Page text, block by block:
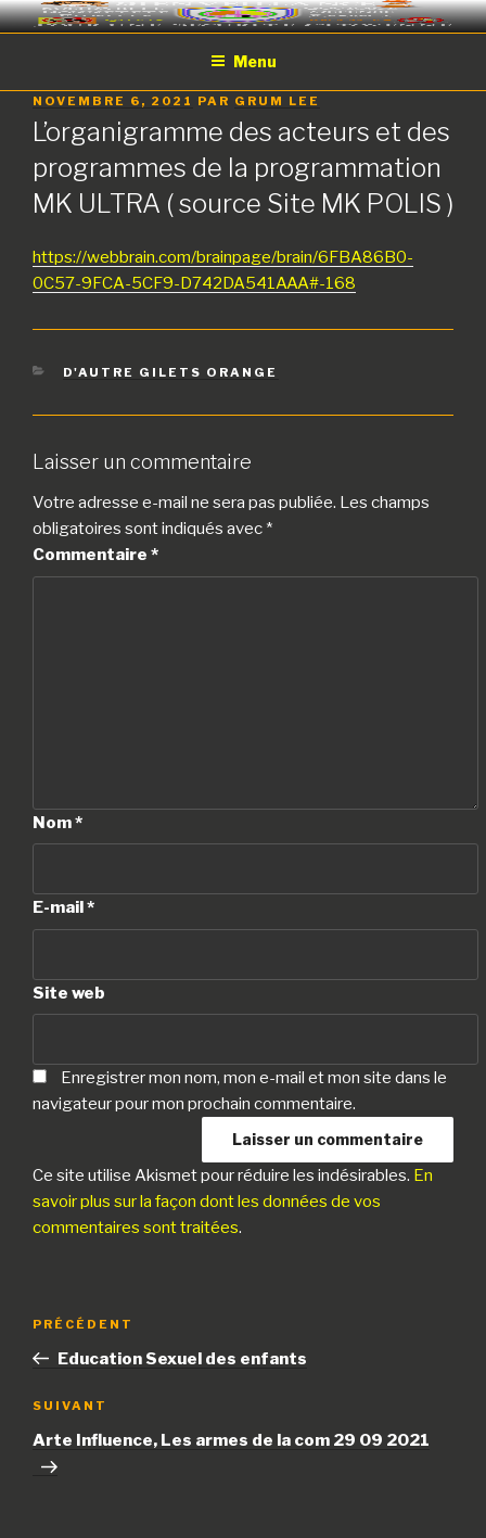
Aller
au
principal
Sécurité
Citoyenne /
Gilets OrangeS
Une Pour Tous Et Tous Pour Tous !
Menu
PUBLIÉ
LE
NOVEMBRE 6, 2021 PAR GRUM LEE
L’organigramme des acteurs et des
programmes de la programmation
MK ULTRA ( source Site MK POLIS )
https://webbrain.com/brainpage/brain/6FBA86B0-
0C57-9FCA-5CF9-D742DA541AAA#-168
CATÉGORIES
D'AUTRE GILETS ORANGE
Laisser un commentaire
Votre adresse e-mail ne sera pas publiée. Les champs
obligatoires sont indiqués avec *
Commentaire *
Nom*
E-mail*
Site web
Enregistrer mon nom, mon e-mail et mon site dans le
navigateur pour mon prochain commentaire.
Ce site utilise Akismet pour réduire les indésirables. En
savoir plus sur la façon dont les données de vos
commentaires sont traitées.
Navigation
l’article
Article
précédent
PRÉCÉDENT
Education Sexuel des enfants
Article
suivant
SUIVANT
Arte Influence, Les armes de la com 29 09 2021